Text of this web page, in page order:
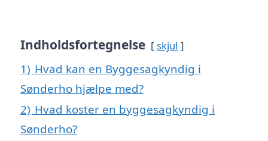
Indholdsfortegnelse skjul
1) Hvad kan en Byggesagkyndig i
Sønderho hjælpe med?
2) Hvad koster en byggesagkyndig i
Sønderho?